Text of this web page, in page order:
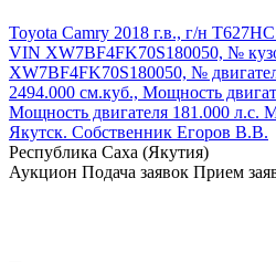
Toyota Camry 2018 г.в., г/н
VIN XW7BF4FK70S180050, №
XW7BF4FK70S180050, №
2494.000 см.куб., Мощность
Мощность двигателя 181.000 л.с.
Якутск. Собственник Егоров В.В.
Республика Саха (Якутия)
Аукцион Подача заявок Прием